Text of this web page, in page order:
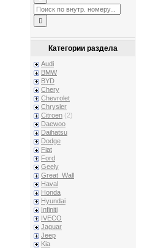
Категории раздела
Audi
BMW
BYD
Chery
Chevrolet
Chrysler
Citroen (2)
Daewoo
Daihatsu
Dodge
Fiat
Ford
Geely
Great_Wall
Haval
Honda
Hyundai
Infiniti
IVECO
Jaguar
Jeep
Kia